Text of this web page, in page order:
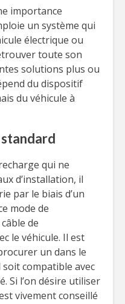
importance
un système qui
électrique ou
toute son
solutions plus ou
du dispositif
du véhicule à
qui ne
d’installation, il
par le biais d’un
mode de
de
le véhicule. Il est
un dans le
soit compatible avec
Si l’on désire utiliser
vivement conseillé